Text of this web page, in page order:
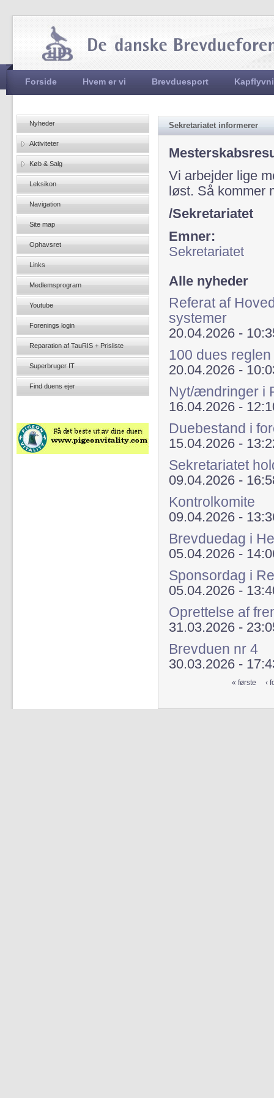
Hovedmenu
Forside Hvem er vi Brevduesport
Sekretariatet informerer
Vi arbejder lige
løst. Så kommer
/Sekretariatet
Emner:
Sekretariatet
Alle nyheder
Referat af
systemer
20.04.2026 -
100 dues
20.04.2026 -
Nyt/ændringer i
16.04.2026 -
Duebestand i
15.04.2026 -
Sekretariatet
09.04.2026 -
Kontrolkomite
09.04.2026 -
Brevduedag i
05.04.2026 -
Sponsordag i
05.04.2026 -
Oprettelse af
31.03.2026 -
Brevduen nr 4
30.03.2026 -
« første ‹
Nyheder
Aktiviteter
Køb & Salg
Leksikon
Navigation
Site map
Ophavsret
Links
Medlemsprogram
Youtube
Forenings login
Reparation af TauRIS + Prisliste
Superbruger IT
Find duens ejer